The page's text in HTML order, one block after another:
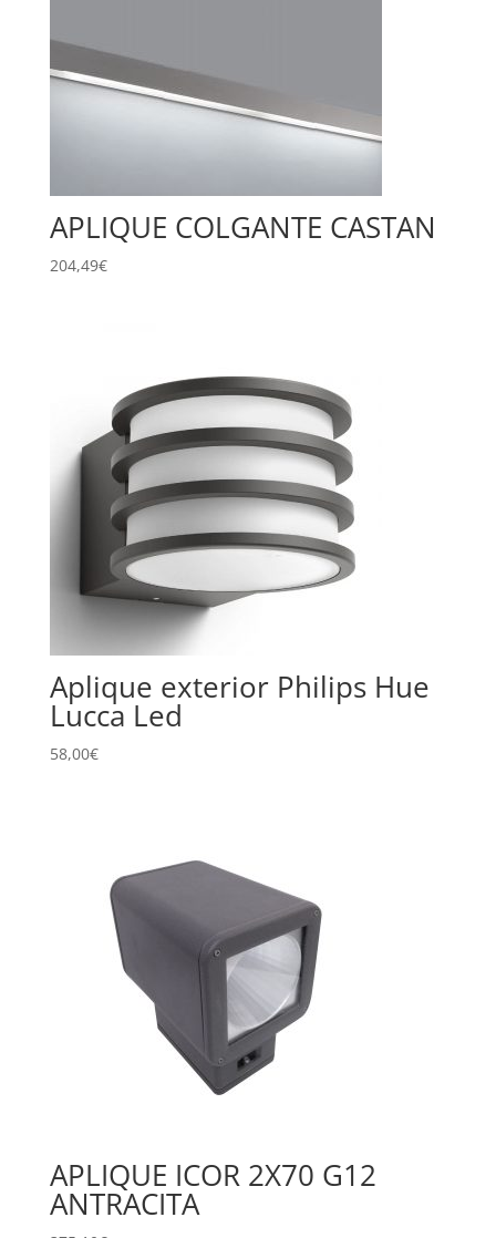
APLIQUE COLGANTE CASTAN
204,49€
Aplique exterior Philips Hue
Lucca Led
58,00€
APLIQUE ICOR 2X70 G12
ANTRACITA